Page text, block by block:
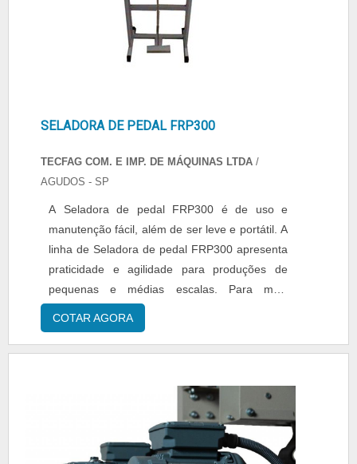
SELADORA DE PEDAL FRP300
TECFAG COM. E IMP. DE MÁQUINAS LTDA /
AGUDOS - SP
A Seladora de pedal FRP300 é de uso e
manutenção fácil, além de ser leve e portátil. A
linha de Seladora de pedal FRP300 apresenta
praticidade e agilidade para produções de
pequenas e médias escalas. Para mais
informações sobre Seladora de pedal FRP300,
a Tecfag está à disposição para esclarecer
COTAR AGORA